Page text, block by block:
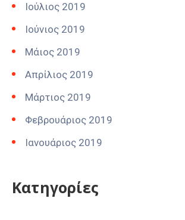
Ιούλιος 2019
Ιούνιος 2019
Μάιος 2019
Απρίλιος 2019
Μάρτιος 2019
Φεβρουάριος 2019
Ιανουάριος 2019
Kατηγορίες